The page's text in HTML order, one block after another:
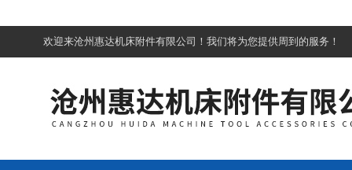
欢迎来沧州惠达机床附件有限公司！我们将为您提供周到的服务！